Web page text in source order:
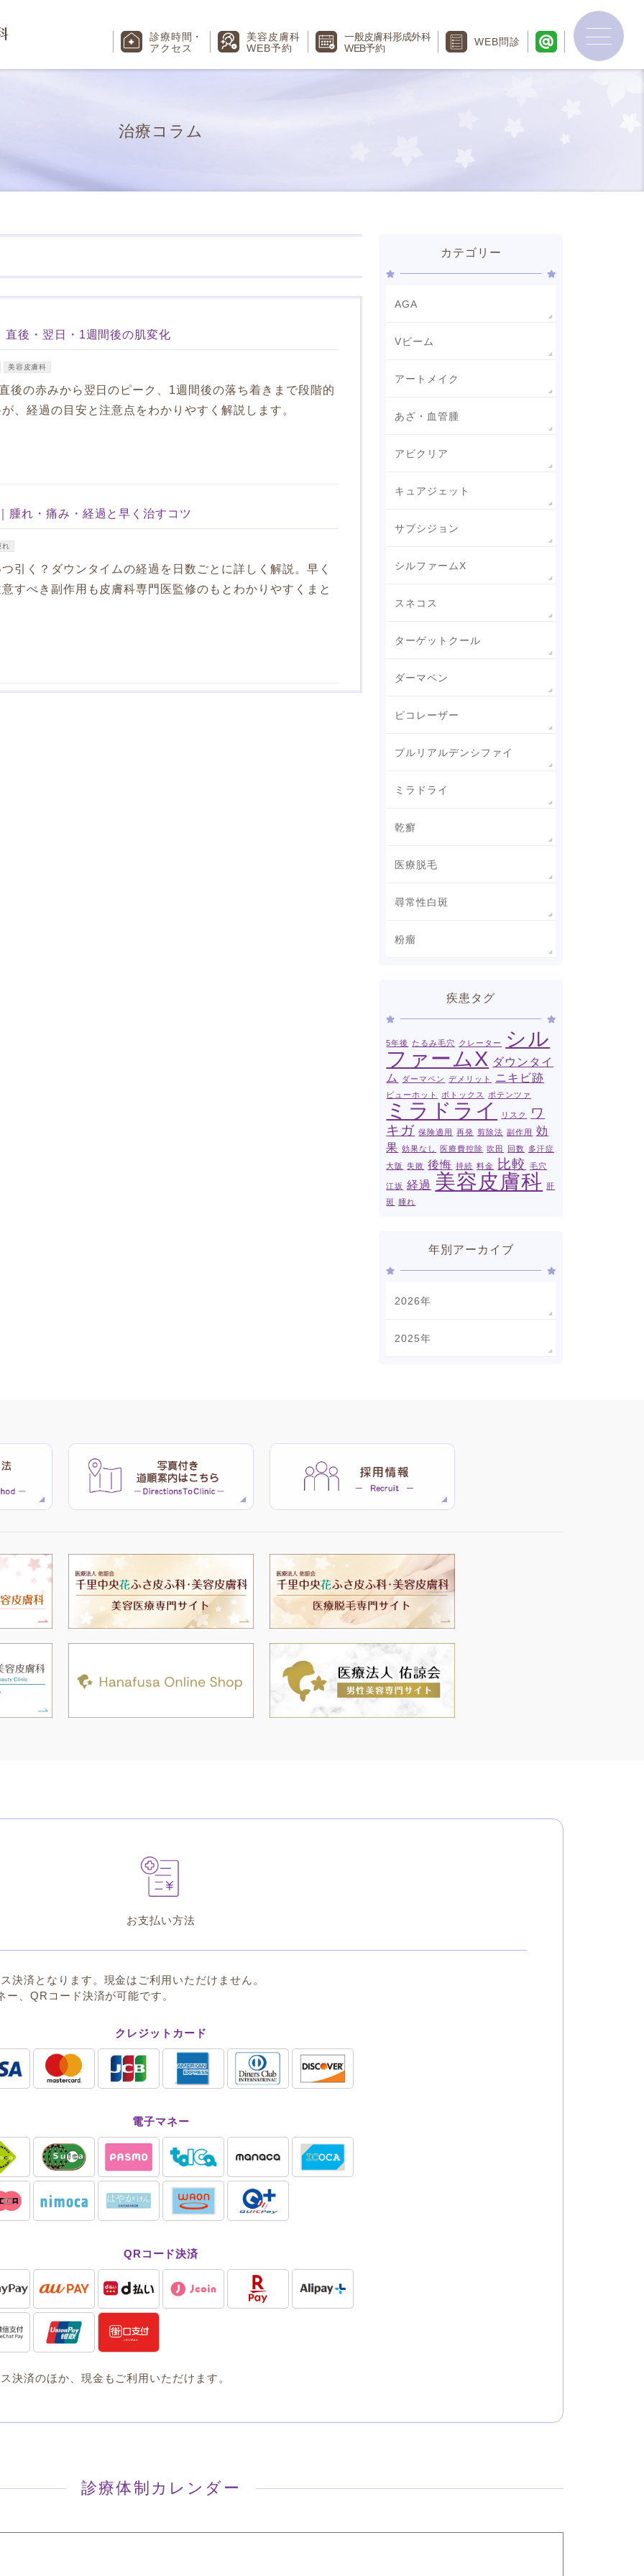
診療時間 ・
アクセス
美容皮膚科
WEB予約
一般皮膚科形成外科
WEB予約
WEB問診
治療コラム
後・翌日・1週間後の肌変化
美容皮膚科
後の赤みから翌日のピーク、1週間後の落ち着きまで段階的
、経過の目安と注意点をわかりやすく解説します。
腫れ・痛み・経過と早く治すコツ
れ
引く？ダウンタイムの経過を日数ごとに詳しく解説。早く
すべき副作用も皮膚科専門医監修のもとわかりやすくまと
カテゴリー
AGA
Vビーム
アートメイク
あざ・血管腫
アビクリア
キュアジェット
サブシジョン
シルファームX
スネコス
ターゲットクール
ダーマペン
ピコレーザー
プルリアルデンシファイ
ミラドライ
乾癬
医療脱毛
尋常性白斑
粉瘤
疾患タグ
5年後 たるみ毛穴 クレーター
シル
ファームX ダウンタイ
ム
ダーマペン デメリット ニキビ跡
ビューホット ボトックス ポテンツァ
ミラドライ リスク
ワ
キガ 保険適用 再発 剪除法 副作用 効
果 効果なし 医療費控除 吹田 回数 多汗症
大阪
失敗 後悔 持続 料金 比較 毛穴
江坂 経過 美容皮膚科
肝
斑 腫れ
年別アーカイブ
2026年
2025年
お支払い方法
決済となります。現金はご利用いただけません。
、QRコード決済が可能です。
クレジットカード
電子マネー
QRコード決済
決済のほか、現金もご利用いただけます。
診療体制カレンダー